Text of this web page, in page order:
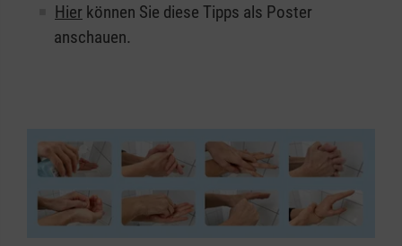
Hier können Sie diese Tipps als Poster
anschauen.